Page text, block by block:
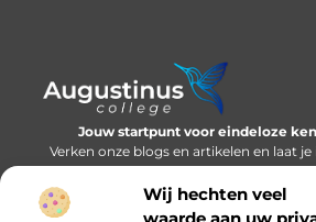
Wij hechten veel
waarde aan uw
Jouw startpunt voor eindeloze
Verken onze blogs en artikelen en laat
wereld vol inzichten.
Bericht categorie